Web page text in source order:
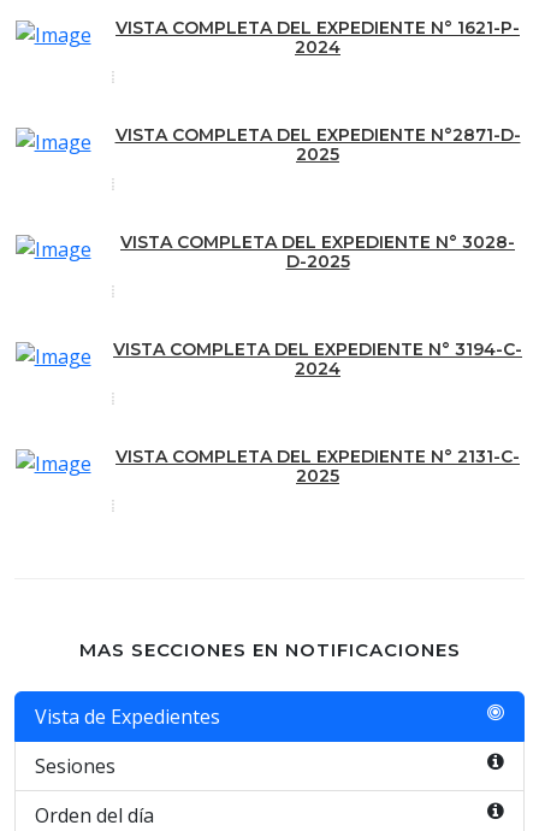
VISTA COMPLETA DEL EXPEDIENTE N° 1621-P-
2024
VISTA COMPLETA DEL EXPEDIENTE N°2871-D-
2025
VISTA COMPLETA DEL EXPEDIENTE N° 3028-
D-2025
VISTA COMPLETA DEL EXPEDIENTE N° 3194-C-
2024
VISTA COMPLETA DEL EXPEDIENTE N° 2131-C-
2025
MAS SECCIONES EN NOTIFICACIONES
Vista de Expedientes
Sesiones
Orden del día